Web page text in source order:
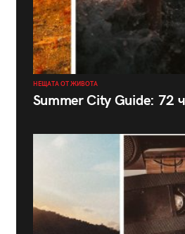
НЕЩАТА ОТ ЖИВОТА
Summer City Guide: 72